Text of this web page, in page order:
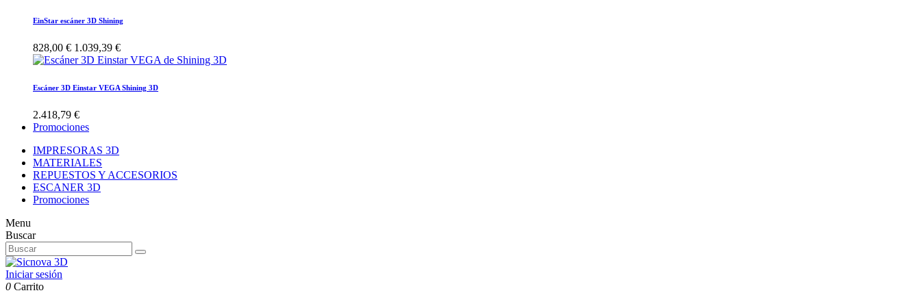
EinStar escáner 3D Shining
828,00 € 1.039,39 €
Escáner 3D Einstar VEGA Shining 3D
2.418,79 €
Promociones
IMPRESORAS 3D
MATERIALES
REPUESTOS Y ACCESORIOS
ESCANER 3D
Promociones
Menu
Buscar
Iniciar sesión
0 Carrito